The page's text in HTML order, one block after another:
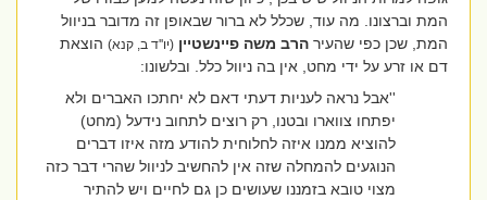
המת וברצונו. מה עוד, שכלל לא ברור שבאופן זה מדובר בניוול
המת, שכן כפי שהעירהרב משה פיינשטיין (יו''ד ב, קנא)הוצאת
דם או זרע על ידי מחט, אין בה ניוול כלל. ובלשונו:
''אבל נראה לעניות דעתי דאם לא יחתכו האברים ולא
יפתחו צווארו ובטנו, רק רוצים לתחוב נידעל (מחט)
להוציא ממנו איזה לחלוחית להודע מזה איזו דברים
הנוגעים להמחלה שזה אין להחשיב לניוול שהרי דבר כזה
מצוי טובא בזמננו שעושים כן גם לחיים ויש להתיר